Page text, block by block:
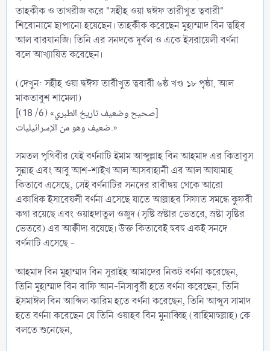
তাহকীক ও তাখরীজ করে "সহীহ ওয়া দ্বঈফ তারীখুত ত্ববারী"
শিরোনামে ছাপানো হয়েছেন। তাহকীক করেছেন মুহাম্মাদ বিন ত্বহির
আল বারযানজি। তিনি এর সনদকে দুর্বল ও একে ইসরায়েলী বর্ণনা
বলে আখ্যায়িত করেছেন।
(দেখুন: সহীহ ওয়া দ্বঈফ তারীখুত ত্ববারী ৬ষ্ঠ খণ্ড ১৮ পৃষ্ঠা, আল
মাকতাবুশ শামেলা)
[صحيح وضعيف تاريخ الطبري» (6/ 18)]
ضعيف وهو من الإسرائيليات.»
সমতল পৃথিবীর যেই বর্ণনাটি ইমাম আব্দুল্লাহ বিন আহমাদ এর কিতাবুস
সুন্নাহ এবং আবু আশ-শাইখ আল আসবাহানী এর আল আযামাহ
কিতাবে এসেছে, সেই বর্ণনাটির সনদের রাবীদ্বয় থেকে আরো
একাধিক ইসারেয়লী বর্ণনা এসেছে যাতে আল্লাহর সিফাত সমন্ধে কুফরী
কথা রয়েছে এবং ওয়াহদাতুল ওজুদ (সৃষ্টি স্রষ্টার ভেতরে, স্রষ্টা সৃষ্টির
ভেতরে) এর আক্বীদা রয়েছে। উক্ত কিতাবেই হুবহু একই সনদে
বর্ণনাটি এসেছে -
আহমাদ বিন মুহাম্মাদ বিন সুরাইহ আমাদের নিকট বর্ণনা করেছেন,
তিনি মুহাম্মাদ বিন রাফি আন-নিসাবুরী হতে বর্ণনা করেছেন, তিনি
ইসমাঈল বিন আব্দিল কারিম হতে বর্ণনা করেছেন, তিনি আব্দুস সামাদ
হতে বর্ণনা করেছেন যে তিনি ওয়াহব বিন মুনাব্বিহ (রাহিমাহুল্লাহ) কে
বলতে শুনেছেন,